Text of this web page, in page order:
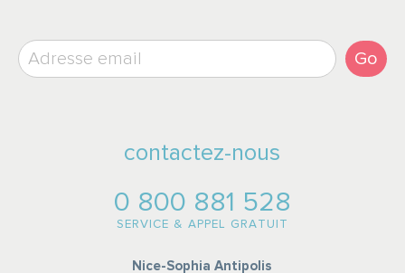
Go
contactez-nous
0 800 881 528
SERVICE & APPEL GRATUIT
Nice-Sophia Antipolis